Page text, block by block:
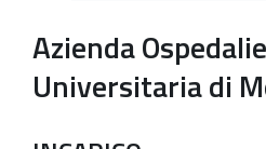
Azienda
Universitaria di